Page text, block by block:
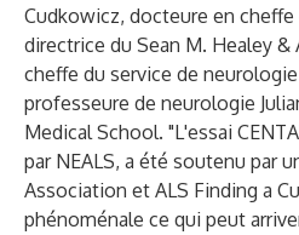
Cudkowicz, docteure en
directrice du Sean M. Healey &
cheffe du service de
professeure de neurologie
Medical School. "L'essai
par NEALS, a été soutenu par
Association et ALS Finding a
phénoménale ce qui peut